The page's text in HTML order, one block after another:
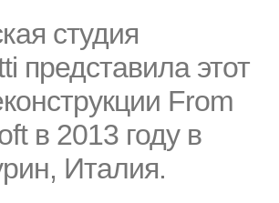
студия
представила этот
From
в 2013 году в
Италия.